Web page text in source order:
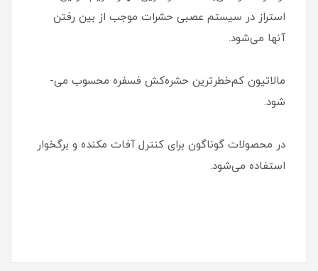
استراز در سیستم عصبی حشرات موجب از بین رفتن
آنها می‌­شود.
مالاتیون کم‌­خطرترین حشره‌­کش فسفره محسوب می‌­
شود.
در محصولات گوناگون برای کنترل آفات مکنده و برگخوار
استفاده می­‌شود.